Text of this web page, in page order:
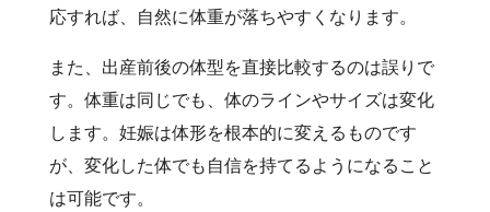
応すれば、自然に体重が落ちやすくなります。
また、出産前後の体型を直接比較するのは誤りで
す。体重は同じでも、体のラインやサイズは変化
します。妊娠は体形を根本的に変えるものです
が、変化した体でも自信を持てるようになること
は可能です。